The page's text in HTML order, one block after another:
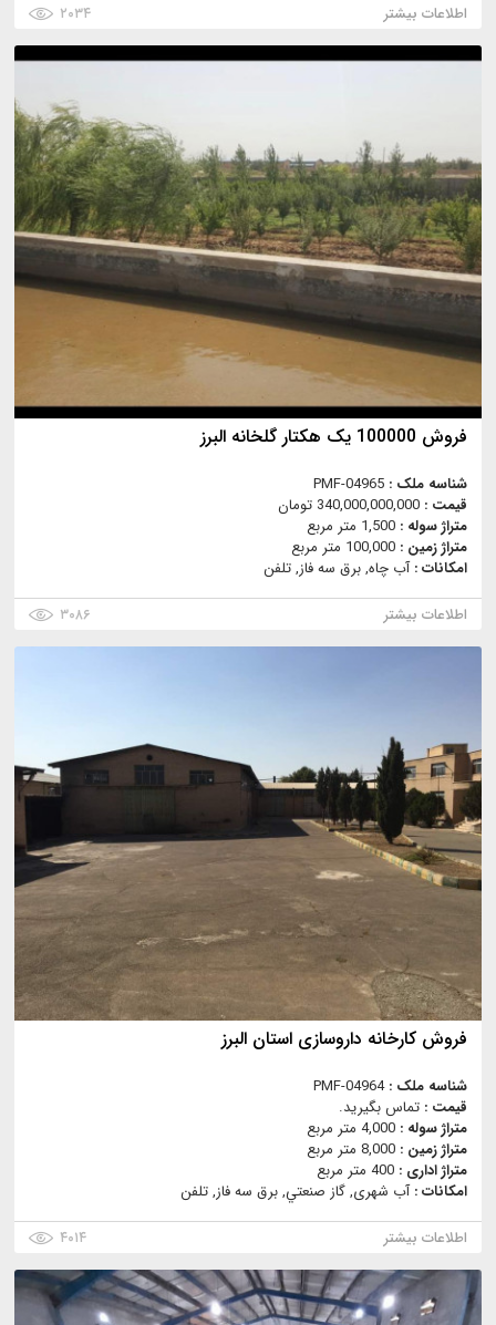
اطلاعات بیشتر
۲۰۳۴
فروش 100000 یک هکتار گلخانه البرز
شناسه ملک : PMF-04965
قیمت : 340,000,000,000 تومان
متراژ سوله : 1,500 متر مربع
متراژ زمین : 100,000 متر مربع
امکانات :آب چاه, برق سه فاز, تلفن
اطلاعات بیشتر
۳۰۸۶
فروش کارخانه داروسازی استان البرز
شناسه ملک :PMF-04964
قیمت : تماس بگیرید.
متراژ سوله : 4,000 متر مربع
متراژ زمین : 8,000 متر مربع
متراژ اداری : 400 متر مربع
امکانات :آب شهری, گاز صنعتي, برق سه فاز, تلفن
اطلاعات بیشتر
۴۰۱۴